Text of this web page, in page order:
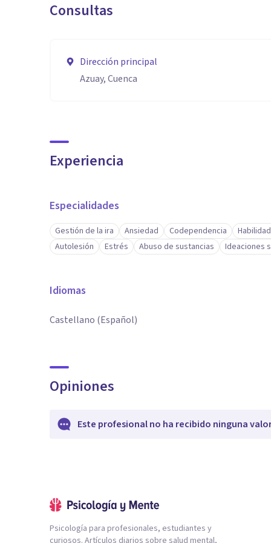
Consultas
Dirección principal
Azuay, Cuenca
Experiencia
Especialidades
Gestión de la ira Ansiedad Codependencia
Autolesión
Estrés Abuso de sustancias Ideaciones
Idiomas
Castellano (Español)
Opiniones
Este profesional no ha recibido ninguna
Psicología para profesionales, estudiantes y
curiosos. Artículos diarios sobre salud mental,